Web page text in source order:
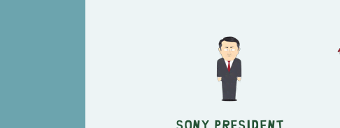
Sony President